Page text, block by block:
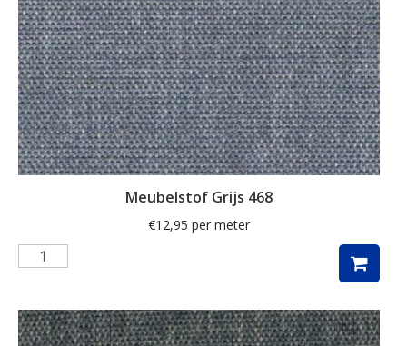
hert
herten
hertje
hijskraan
hollands
huizen
ijsbeer
Meubelstof Grijs 468
€12,95 per meter